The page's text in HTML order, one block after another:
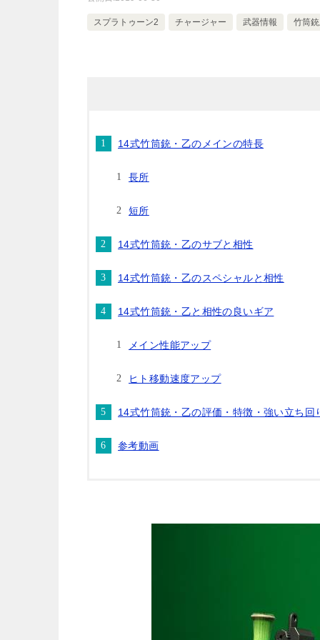
スプラトゥーン2 チャージャー 武器情報 竹筒
14式竹筒銃・乙のメインの特長
長所
短所
14式竹筒銃・乙のサブと相性
14式竹筒銃・乙のスペシャルと相性
14式竹筒銃・乙と相性の良いギア
メイン性能アップ
ヒト移動速度アップ
14式竹筒銃・乙の評価・特徴・強い立ち回
参考動画